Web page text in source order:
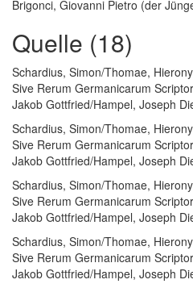
Brigonci, Giovanni Pietro (der
Quelle (18)
Schardius, Simon/Thomae,
Sive Rerum Germanicarum
Jakob Gottfried/Hampel, Joseph
Schardius, Simon/Thomae,
Sive Rerum Germanicarum
Jakob Gottfried/Hampel, Joseph
Schardius, Simon/Thomae,
Sive Rerum Germanicarum
Jakob Gottfried/Hampel, Joseph
Schardius, Simon/Thomae,
Sive Rerum Germanicarum
Jakob Gottfried/Hampel, Joseph